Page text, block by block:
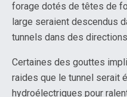
forage dotés de têtes de
large seraient descendus
tunnels dans des
Certaines des gouttes
raides que le tunnel serait
hydroélectriques pour